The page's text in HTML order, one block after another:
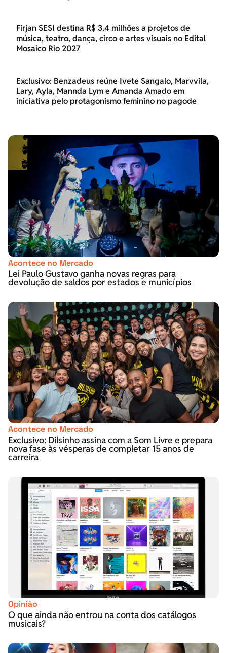
Firjan SESI destina R$ 3,4 milhões a projetos de
música, teatro, dança, circo e artes visuais no Edital
Mosaico Rio 2027
Exclusivo: Benzadeus reúne Ivete Sangalo, Marvvila,
Lary, Ayla, Mannda Lym e Amanda Amado em
iniciativa pelo protagonismo feminino no pagode
Acontece no Mercado
Lei Paulo Gustavo ganha novas regras para
devolução de saldos por estados e municípios
Acontece no Mercado
Exclusivo: Dilsinho assina com a Som Livre e prepara
nova fase às vésperas de completar 15 anos de
carreira
Opinião
O que ainda não entrou na conta dos catálogos
musicais?